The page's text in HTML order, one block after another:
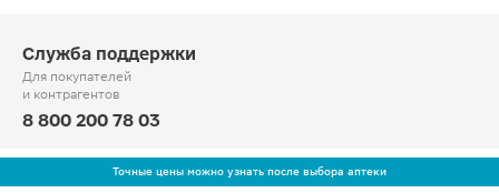
Точные цены можно узнать после выбора аптеки
Служба поддержки
Для покупателей
и контрагентов
8 800 200 78 03
Круглосуточно, звонок по России бесплатный